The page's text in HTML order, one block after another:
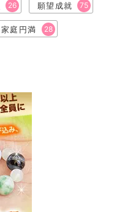
26 願望成就 75
家庭円満 28